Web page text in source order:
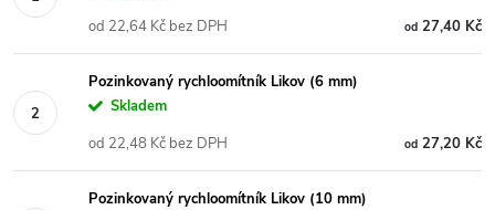
od27,40 Kč
od 22,64 Kč bez DPH
Pozinkovaný rychloomítník Likov (6 mm)
Skladem
od27,20 Kč
od 22,48 Kč bez DPH
Pozinkovaný rychloomítník Likov (10 mm)